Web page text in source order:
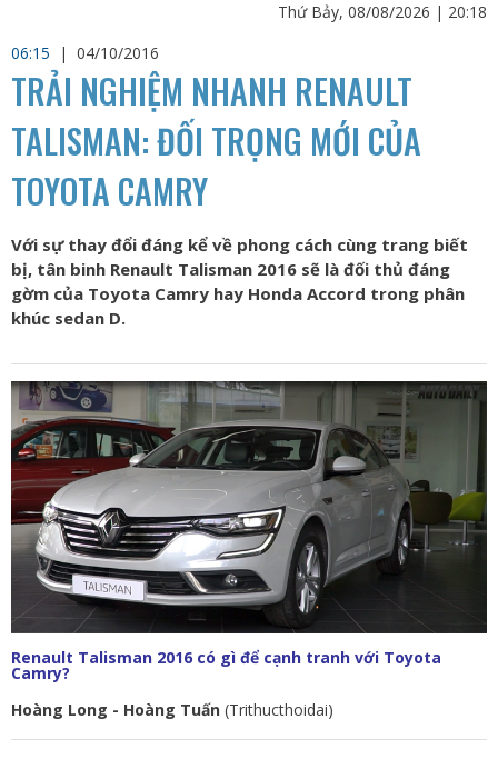
Thứ Bảy, 08/08/2026 | 20:18
06:15
| 04/10/2016
TRẢI NGHIỆM NHANH RENAULT
TALISMAN: ĐỐI TRỌNG MỚI CỦA
TOYOTA CAMRY
Với sự thay đổi đáng kể về phong cách cùng trang biết
bị, tân binh Renault Talisman 2016 sẽ là đối thủ đáng
gờm của Toyota Camry hay Honda Accord trong phân
khúc sedan D.
Renault Talisman 2016 có gì để cạnh tranh với Toyota
Camry?
Hoàng Long - Hoàng Tuấn (Trithucthoidai)